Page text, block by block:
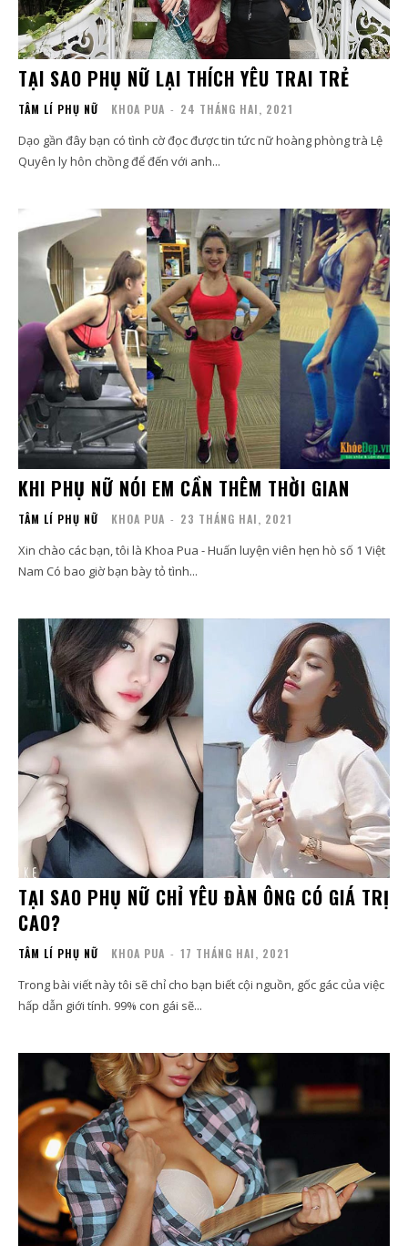
TẠI SAO PHỤ NỮ LẠI THÍCH YÊU TRAI TRẺ
TÂM LÍ PHỤ NỮ KHOA PUA - 24 THÁNG HAI, 2021
Dạo gần đây bạn có tình cờ đọc được tin tức nữ hoàng phòng trà Lệ
Quyên ly hôn chồng để đến với anh...
KHI PHỤ NỮ NÓI EM CẦN THÊM THỜI GIAN
TÂM LÍ PHỤ NỮ KHOA PUA - 23 THÁNG HAI, 2021
Xin chào các bạn, tôi là Khoa Pua - Huấn luyện viên hẹn hò số 1 Việt
Nam Có bao giờ bạn bày tỏ tình...
TẠI SAO PHỤ NỮ CHỈ YÊU ĐÀN ÔNG CÓ GIÁ TRỊ
CAO?
TÂM LÍ PHỤ NỮ KHOA PUA - 17 THÁNG HAI, 2021
Trong bài viết này tôi sẽ chỉ cho bạn biết cội nguồn, gốc gác của việc
hấp dẫn giới tính. 99% con gái sẽ...